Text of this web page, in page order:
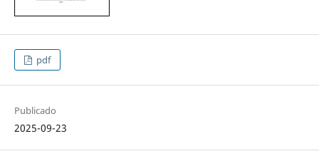
pdf
Publicado
2025-09-23